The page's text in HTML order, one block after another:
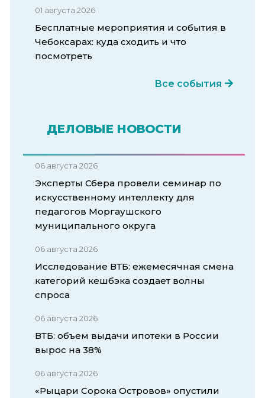
01 августа 2026
Бесплатные мероприятия и события в
Чебоксарах: куда сходить и что
посмотреть
Все события
ДЕЛОВЫЕ НОВОСТИ
06 августа 2026
Эксперты Сбера провели семинар по
искусственному интеллекту для
педагогов Моргаушского
муниципального округа
06 августа 2026
Исследование ВТБ: ежемесячная смена
категорий кешбэка создает волны
спроса
06 августа 2026
ВТБ: объем выдачи ипотеки в России
вырос на 38%
06 августа 2026
«Рыцари Сорока Островов» опустили